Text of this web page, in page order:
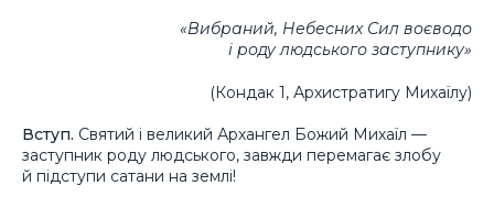
«Вибраний, Небесних Сил воєводо
i роду людського заступнику»
(Кондак 1, Архистратигу Михаїлу)
Вступ. Святий i великий Архангел Божий Михаїл —
заступник роду людського, завжди перемагає злобу
й підступи сатани на землi!